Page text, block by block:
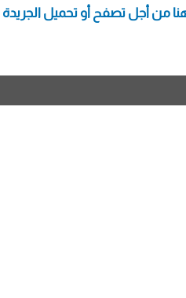
من أجل تصفح أو تحميل الجريدة